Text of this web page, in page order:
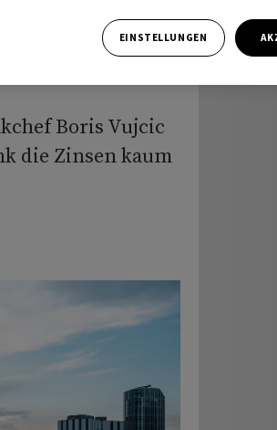
Boris Vujcic
die Zinsen kaum
EINSTELLUNGEN